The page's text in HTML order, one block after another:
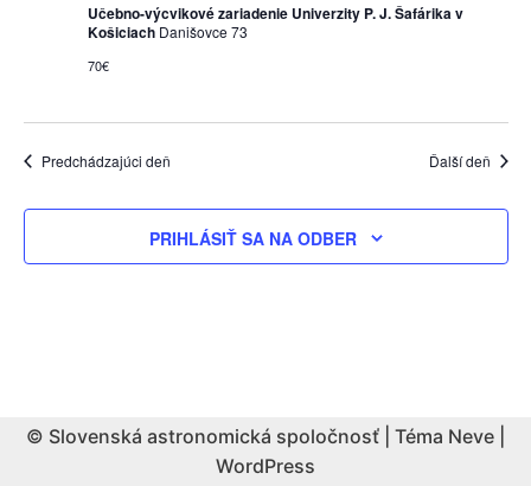
Učebno-výcvikové zariadenie Univerzity P. J. Šafárika v
Košiciach Danišovce 73
70€
Predchádzajúci deň Ďalší deň
PRIHLÁSIŤ SA NA ODBER
© Slovenská astronomická spoločnosť | Téma Neve
WordPress